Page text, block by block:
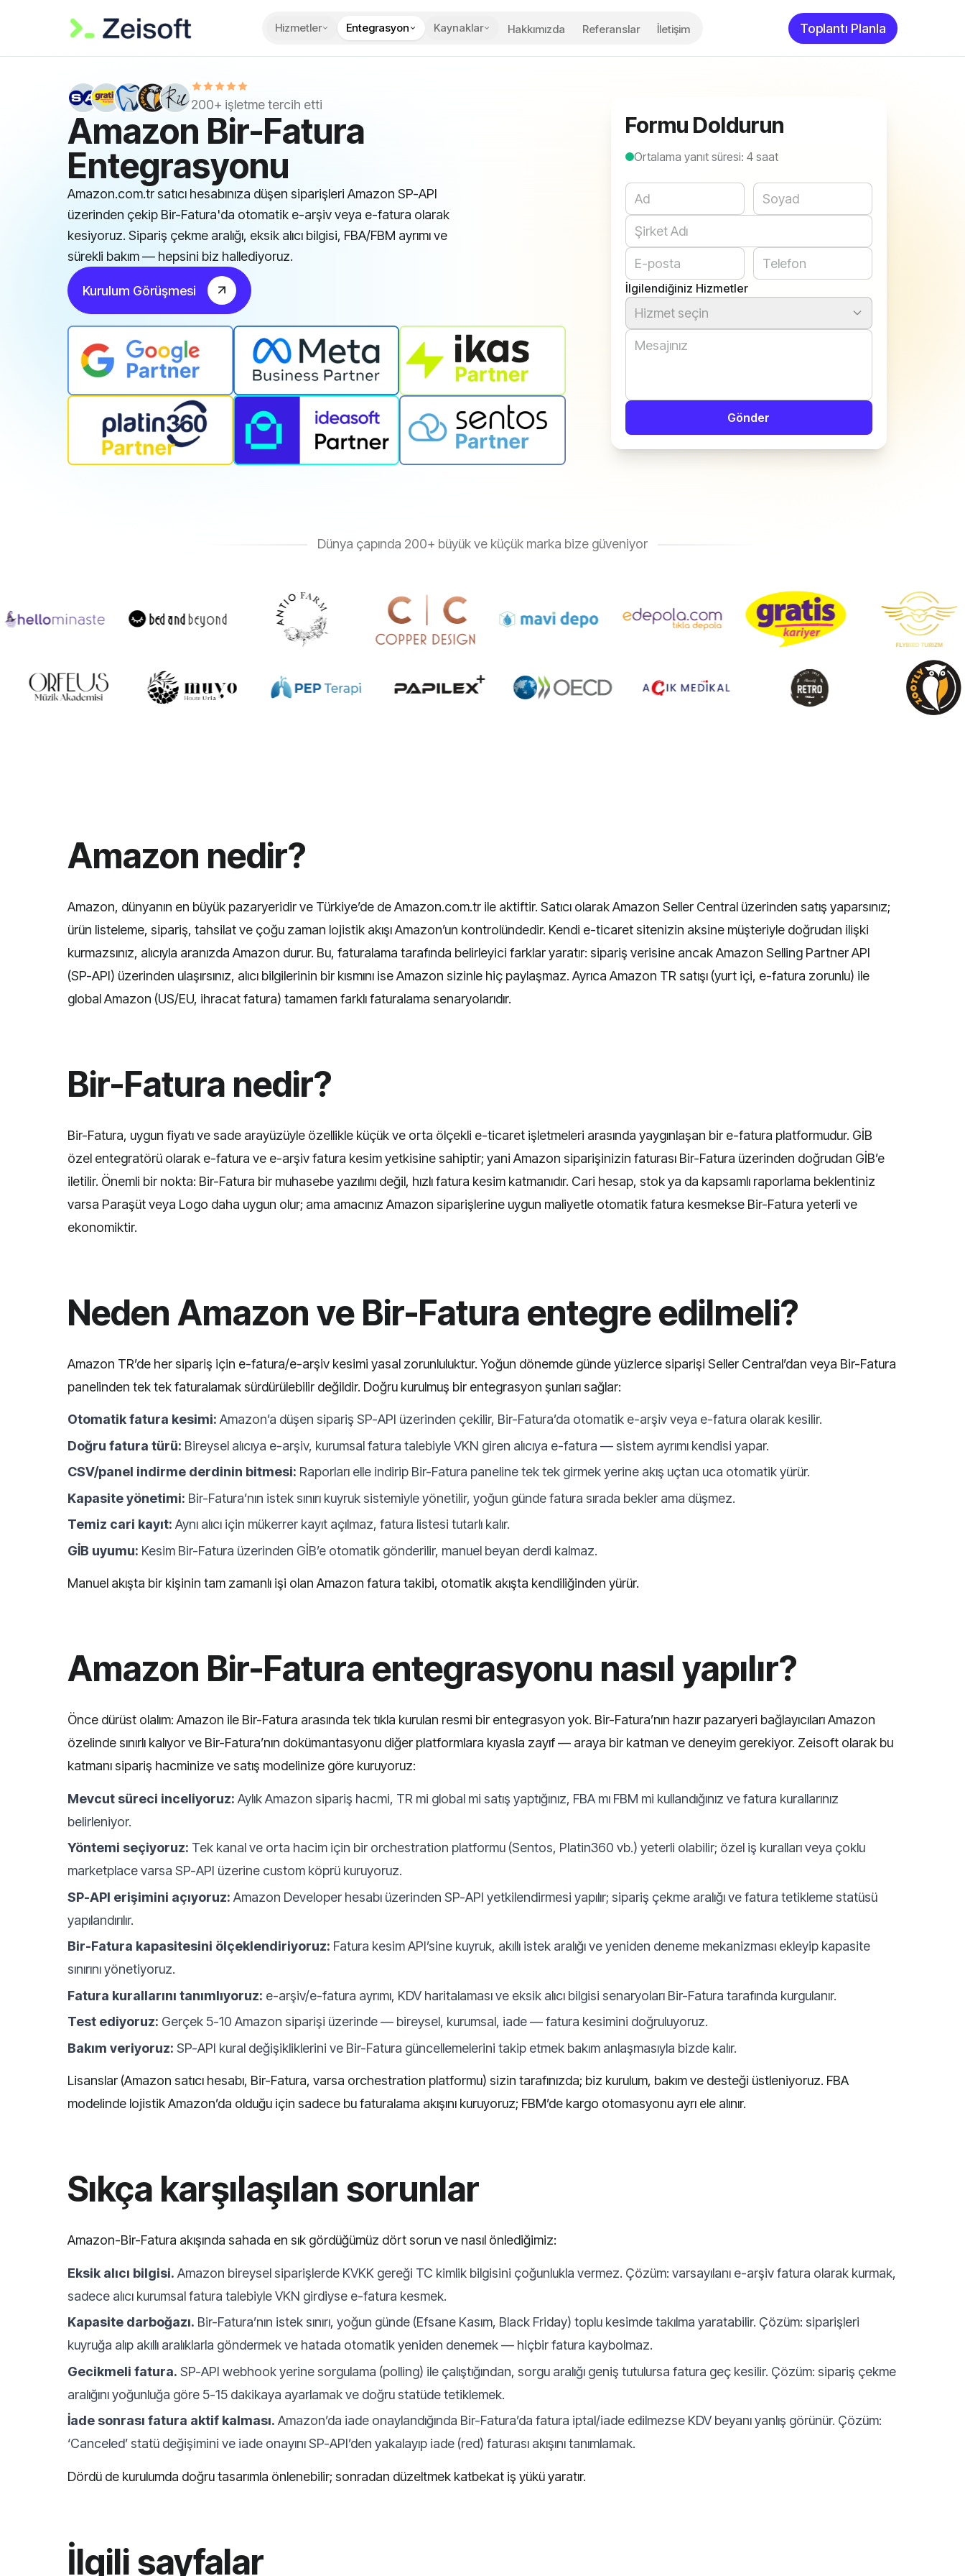
Hizmetler Entegrasyon Kaynaklar Hakkımızda Referanslar İletişim Toplantı Planla
200+ işletme tercih etti
Amazon Bir-Fatura
Entegrasyonu
Amazon.com.tr satıcı hesabınıza düşen siparişleri Amazon SP-API
üzerinden çekip Bir-Fatura'da otomatik e-arşiv veya e-fatura olarak
kesiyoruz. Sipariş çekme aralığı, eksik alıcı bilgisi, FBA/FBM ayrımı ve
sürekli bakım — hepsini biz hallediyoruz.
Kurulum Görüşmesi
Formu Doldurun
Ortalama yanıt süresi: 4 saat
İlgilendiğiniz Hizmetler
Hizmet seçin
Website
Gönder
Dünya çapında 200+ büyük ve küçük marka bize güveniyor
Amazon nedir?
Amazon, dünyanın en büyük pazaryeridir ve Türkiye’de de Amazon.com.tr ile aktiftir. Satıcı olarak Amazon Seller Central üzerinden satış yaparsınız;
ürün listeleme, sipariş, tahsilat ve çoğu zaman lojistik akışı Amazon’un kontrolündedir. Kendi e-ticaret sitenizin aksine müşteriyle doğrudan ilişki
kurmazsınız, alıcıyla aranızda Amazon durur. Bu, faturalama tarafında belirleyici farklar yaratır: sipariş verisine ancak Amazon Selling Partner API
(SP-API) üzerinden ulaşırsınız, alıcı bilgilerinin bir kısmını ise Amazon sizinle hiç paylaşmaz. Ayrıca Amazon TR satışı (yurt içi, e-fatura zorunlu) ile
global Amazon (US/EU, ihracat fatura) tamamen farklı faturalama senaryolarıdır.
Bir-Fatura nedir?
Bir-Fatura, uygun fiyatı ve sade arayüzüyle özellikle küçük ve orta ölçekli e-ticaret işletmeleri arasında yaygınlaşan bir e-fatura platformudur. GİB
özel entegratörü olarak e-fatura ve e-arşiv fatura kesim yetkisine sahiptir; yani Amazon siparişinizin faturası Bir-Fatura üzerinden doğrudan GİB’e
iletilir. Önemli bir nokta: Bir-Fatura bir muhasebe yazılımı değil, hızlı fatura kesim katmanıdır. Cari hesap, stok ya da kapsamlı raporlama beklentiniz
varsa Paraşüt veya Logo daha uygun olur; ama amacınız Amazon siparişlerine uygun maliyetle otomatik fatura kesmekse Bir-Fatura yeterli ve
ekonomiktir.
Neden Amazon ve Bir-Fatura entegre edilmeli?
Amazon TR’de her sipariş için e-fatura/e-arşiv kesimi yasal zorunluluktur. Yoğun dönemde günde yüzlerce siparişi Seller Central’dan veya Bir-Fatura
panelinden tek tek faturalamak sürdürülebilir değildir. Doğru kurulmuş bir entegrasyon şunları sağlar:
Otomatik fatura kesimi: Amazon’a düşen sipariş SP-API üzerinden çekilir, Bir-Fatura’da otomatik e-arşiv veya e-fatura olarak kesilir.
Doğru fatura türü: Bireysel alıcıya e-arşiv, kurumsal fatura talebiyle VKN giren alıcıya e-fatura — sistem ayrımı kendisi yapar.
CSV/panel indirme derdinin bitmesi: Raporları elle indirip Bir-Fatura paneline tek tek girmek yerine akış uçtan uca otomatik yürür.
Kapasite yönetimi: Bir-Fatura’nın istek sınırı kuyruk sistemiyle yönetilir, yoğun günde fatura sırada bekler ama düşmez.
Temiz cari kayıt: Aynı alıcı için mükerrer kayıt açılmaz, fatura listesi tutarlı kalır.
GİB uyumu: Kesim Bir-Fatura üzerinden GİB’e otomatik gönderilir, manuel beyan derdi kalmaz.
Manuel akışta bir kişinin tam zamanlı işi olan Amazon fatura takibi, otomatik akışta kendiliğinden yürür.
Amazon Bir-Fatura entegrasyonu nasıl yapılır?
Önce dürüst olalım: Amazon ile Bir-Fatura arasında tek tıkla kurulan resmi bir entegrasyon yok. Bir-Fatura’nın hazır pazaryeri bağlayıcıları Amazon
özelinde sınırlı kalıyor ve Bir-Fatura’nın dokümantasyonu diğer platformlara kıyasla zayıf — araya bir katman ve deneyim gerekiyor. Zeisoft olarak bu
katmanı sipariş hacminize ve satış modelinize göre kuruyoruz:
Mevcut süreci inceliyoruz: Aylık Amazon sipariş hacmi, TR mi global mi satış yaptığınız, FBA mı FBM mi kullandığınız ve fatura kurallarınız
belirleniyor.
Yöntemi seçiyoruz: Tek kanal ve orta hacim için bir orchestration platformu (Sentos, Platin360 vb.) yeterli olabilir; özel iş kuralları veya çoklu
marketplace varsa SP-API üzerine custom köprü kuruyoruz.
SP-API erişimini açıyoruz: Amazon Developer hesabı üzerinden SP-API yetkilendirmesi yapılır; sipariş çekme aralığı ve fatura tetikleme statüsü
yapılandırılır.
Bir-Fatura kapasitesini ölçeklendiriyoruz: Fatura kesim API’sine kuyruk, akıllı istek aralığı ve yeniden deneme mekanizması ekleyip kapasite
sınırını yönetiyoruz.
Fatura kurallarını tanımlıyoruz: e-arşiv/e-fatura ayrımı, KDV haritalaması ve eksik alıcı bilgisi senaryoları Bir-Fatura tarafında kurgulanır.
Test ediyoruz: Gerçek 5-10 Amazon siparişi üzerinde — bireysel, kurumsal, iade — fatura kesimini doğruluyoruz.
Bakım veriyoruz: SP-API kural değişikliklerini ve Bir-Fatura güncellemelerini takip etmek bakım anlaşmasıyla bizde kalır.
Lisanslar (Amazon satıcı hesabı, Bir-Fatura, varsa orchestration platformu) sizin tarafınızda; biz kurulum, bakım ve desteği üstleniyoruz. FBA
modelinde lojistik Amazon’da olduğu için sadece bu faturalama akışını kuruyoruz; FBM’de kargo otomasyonu ayrı ele alınır.
Sıkça karşılaşılan sorunlar
Amazon-Bir-Fatura akışında sahada en sık gördüğümüz dört sorun ve nasıl önlediğimiz:
Eksik alıcı bilgisi. Amazon bireysel siparişlerde KVKK gereği TC kimlik bilgisini çoğunlukla vermez. Çözüm: varsayılanı e-arşiv fatura olarak kurmak,
sadece alıcı kurumsal fatura talebiyle VKN girdiyse e-fatura kesmek.
Kapasite darboğazı. Bir-Fatura’nın istek sınırı, yoğun günde (Efsane Kasım, Black Friday) toplu kesimde takılma yaratabilir. Çözüm: siparişleri
kuyruğa alıp akıllı aralıklarla göndermek ve hatada otomatik yeniden denemek — hiçbir fatura kaybolmaz.
Gecikmeli fatura. SP-API webhook yerine sorgulama (polling) ile çalıştığından, sorgu aralığı geniş tutulursa fatura geç kesilir. Çözüm: sipariş çekme
aralığını yoğunluğa göre 5-15 dakikaya ayarlamak ve doğru statüde tetiklemek.
İade sonrası fatura aktif kalması. Amazon’da iade onaylandığında Bir-Fatura’da fatura iptal/iade edilmezse KDV beyanı yanlış görünür. Çözüm:
‘Canceled’ statü değişimini ve iade onayını SP-API’den yakalayıp iade (red) faturası akışını tanımlamak.
Dördü de kurulumda doğru tasarımla önlenebilir; sonradan düzeltmek katbekat iş yükü yaratır.
İlgili sayfalar